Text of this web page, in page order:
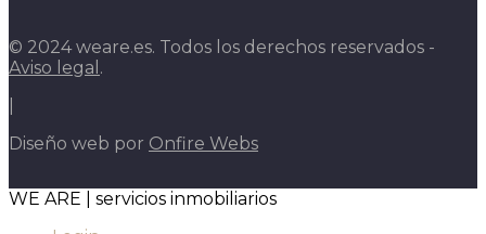
© 2024 weare.es. Todos los derechos reservados -
Aviso legal .
Diseño web por Onfire Webs
WE ARE | servicios inmobiliarios